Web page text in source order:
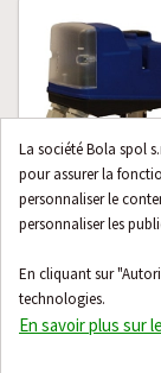
La société Bola spol
pour assurer la
personnaliser le
personnaliser les
En cliquant sur
technologies.
En savoir plus sur